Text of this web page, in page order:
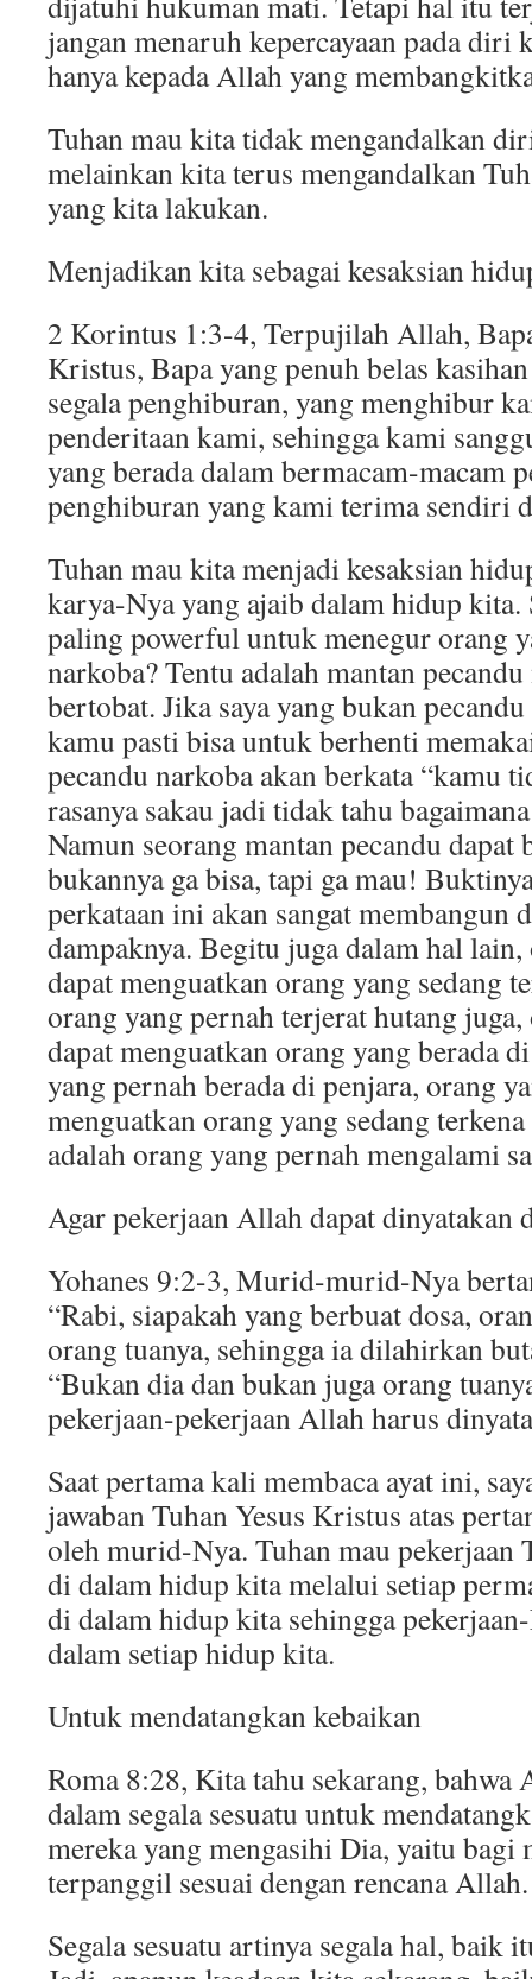
jangan menaruh kepercayaan pada diri
hanya kepada Allah yang
Tuhan mau kita tidak mengandalkan
melainkan kita terus mengandalkan
yang kita lakukan.
Menjadikan kita sebagai kesaksian
2 Korintus 1:3-4, Terpujilah Allah,
Kristus, Bapa yang penuh belas
segala penghiburan, yang menghibur
penderitaan kami, sehingga kami
yang berada dalam bermacam-macam
penghiburan yang kami terima sendiri
Tuhan mau kita menjadi kesaksian
karya-Nya yang ajaib dalam hidup kita.
paling powerful untuk menegur orang
narkoba? Tentu adalah mantan
bertobat. Jika saya yang bukan
kamu pasti bisa untuk berhenti
pecandu narkoba akan berkata “kamu
rasanya sakau jadi tidak tahu
Namun seorang mantan pecandu dapat
bukannya ga bisa, tapi ga mau!
perkataan ini akan sangat membangun
dampaknya. Begitu juga dalam hal
dapat menguatkan orang yang sedang
orang yang pernah terjerat hutang
dapat menguatkan orang yang berada
yang pernah berada di penjara, orang
menguatkan orang yang sedang
adalah orang yang pernah mengalami
Agar pekerjaan Allah dapat dinyatakan
Yohanes 9:2-3, Murid-murid-Nya
“Rabi, siapakah yang berbuat dosa,
orang tuanya, sehingga ia dilahirkan
“Bukan dia dan bukan juga orang
pekerjaan-pekerjaan Allah harus
Saat pertama kali membaca ayat ini,
jawaban Tuhan Yesus Kristus atas
oleh murid-Nya. Tuhan mau pekerjaan
di dalam hidup kita melalui setiap
di dalam hidup kita sehingga
dalam setiap hidup kita.
Untuk mendatangkan kebaikan
Roma 8:28, Kita tahu sekarang, bahwa
dalam segala sesuatu untuk
mereka yang mengasihi Dia, yaitu bagi
terpanggil sesuai dengan rencana Allah.
Segala sesuatu artinya segala hal, baik